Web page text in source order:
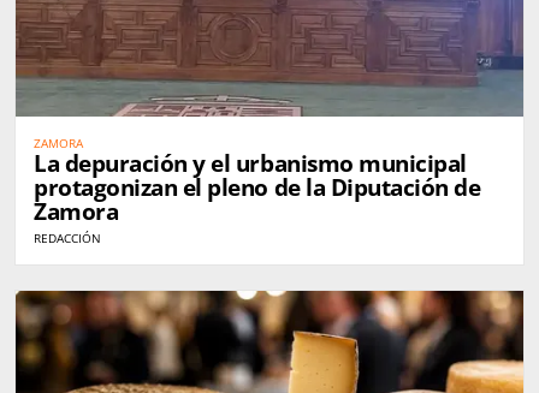
ZAMORA
La depuración y el urbanismo municipal
protagonizan el pleno de la Diputación de
Zamora
REDACCIÓN